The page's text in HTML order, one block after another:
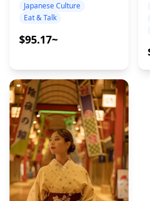
Pengajar Bahasa
Jepang
Japanese Culture
Eat & Talk
$95.17~